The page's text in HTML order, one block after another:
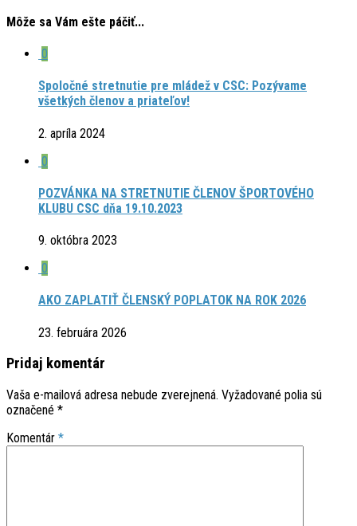
Môže sa Vám ešte páčiť...
0
Spoločné stretnutie pre mládež v CSC: Pozývame
všetkých členov a priateľov!
2. apríla 2024
0
POZVÁNKA NA STRETNUTIE ČLENOV ŠPORTOVÉHO
KLUBU CSC dňa 19.10.2023
9. októbra 2023
0
AKO ZAPLATIŤ ČLENSKÝ POPLATOK NA ROK 2026
23. februára 2026
Pridaj komentár
Vaša e-mailová adresa nebude zverejnená. Vyžadované polia sú
označené *
Komentár *